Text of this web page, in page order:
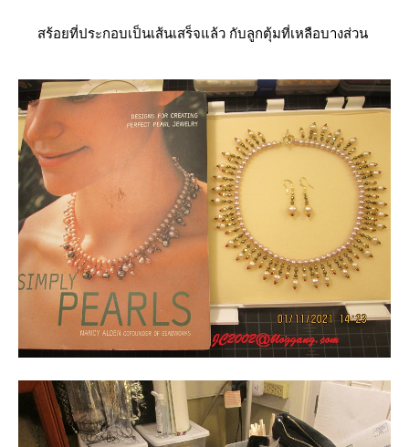
สร้อยที่ประกอบเป็นเส้นเสร็จแล้ว กับลูกตุ้มที่เหลือบางส่วน